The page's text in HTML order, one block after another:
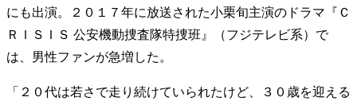
にも出演。２０１７年に放送された小栗旬主演のドラマ『Ｃ
ＲＩＳＩＳ 公安機動捜査隊特捜班』（フジテレビ系）で
は、男性ファンが急増した。
「２０代は若さで走り続けていられたけど、３０歳を迎える